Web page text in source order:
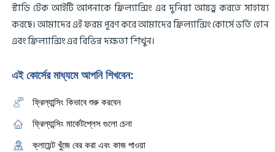
স্টাডি টেক আইটি আপনাকে ফ্রিল্যান্সিং এর দুনিয়া আয়ত্ত্ব করতে সাহায্য
করছে। আমাদের এই ফরম পূরণ করে আমাদের ফ্রিল্যান্সিং কোর্সে ভর্তি হোন
এবং ফ্রিল্যান্সিং এর বিভিন্ন দক্ষতা শিখুন।
এই কোর্সের মাধ্যমে আপনি শিখবেন:
ফ্রিল্যান্সিং কিভাবে শুরু করবেন
ফ্রিল্যান্সিং মার্কেটপ্লেস গুলো চেনা
ক্লায়েন্ট খুঁজে বের করা এবং কাজ পাওয়া